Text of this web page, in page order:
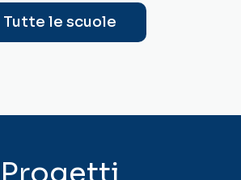
Tutte le scuole
Progetti